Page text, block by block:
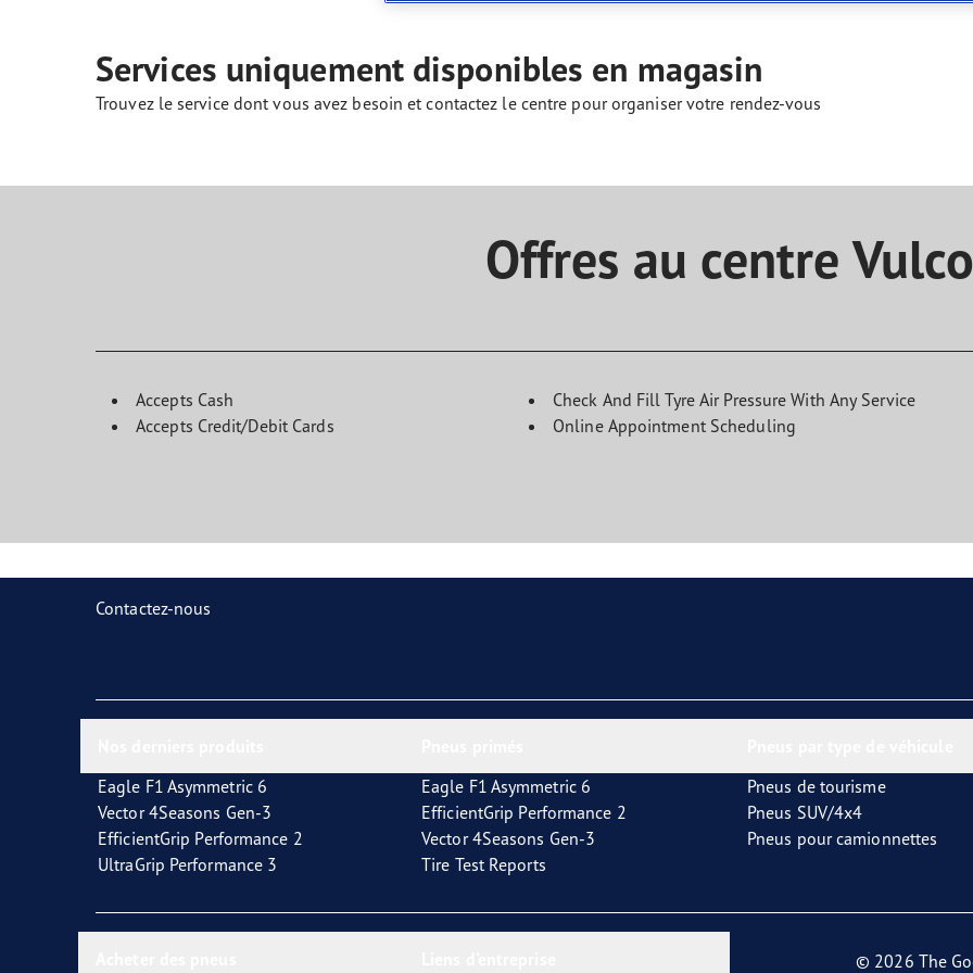
UltraGrip Performance 3
Services uniquement disponibles en magasin
Trouvez le service dont vous avez besoin et contactez le centre pour organiser votre rendez-vous
Offres au centre
Accepts Cash
Accepts Credit/Debit Cards
Check And Fill Tyre Air Pressure With Any Service
Online Appointment Scheduling
Contactez-nous
Eagle F1 Asymmetric 6
Vector 4Seasons Gen-3
EfficientGrip Performance 2
UltraGrip Performance 3
Eagle F1 Asymmetric 6
EfficientGrip Performance 2
Vector 4Seasons Gen-3
Tire Test Reports
Pneus de tourisme
Pneus SUV/4x4
Pneus pour camionnettes
© 2026 The